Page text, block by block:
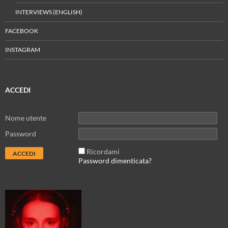
INTERVIEWS (ENGLISH)
FACEBOOK
INSTAGRAM
ACCEDI
Nome utente
Password
Ricordami
Password dimenticata?